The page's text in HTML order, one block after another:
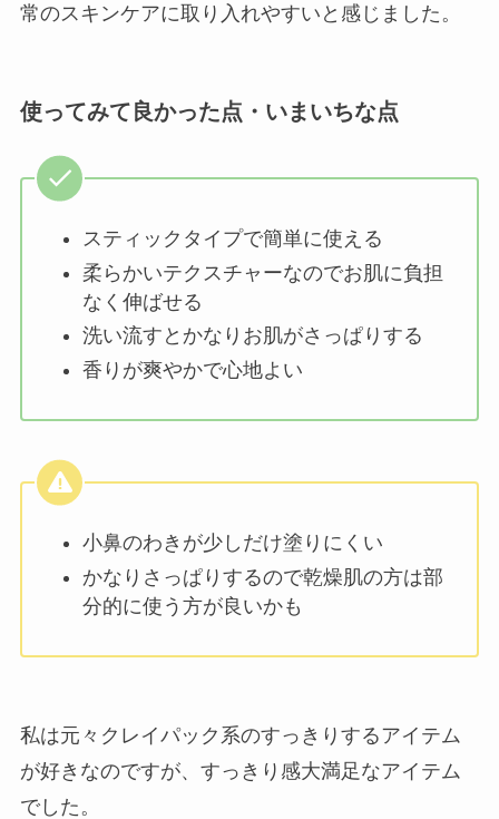
常のスキンケアに取り入れやすいと感じました。
使ってみて良かった点・いまいちな点
スティックタイプで簡単に使える
柔らかいテクスチャーなのでお肌に負担
なく伸ばせる
洗い流すとかなりお肌がさっぱりする
香りが爽やかで心地よい
小鼻のわきが少しだけ塗りにくい
かなりさっぱりするので乾燥肌の方は部
分的に使う方が良いかも
私は元々クレイパック系のすっきりするアイテム
が好きなのですが、すっきり感大満足なアイテム
でした。